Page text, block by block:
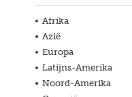
Afrika
Azië
Europa
Latijns-Amerika
Noord-Amerika